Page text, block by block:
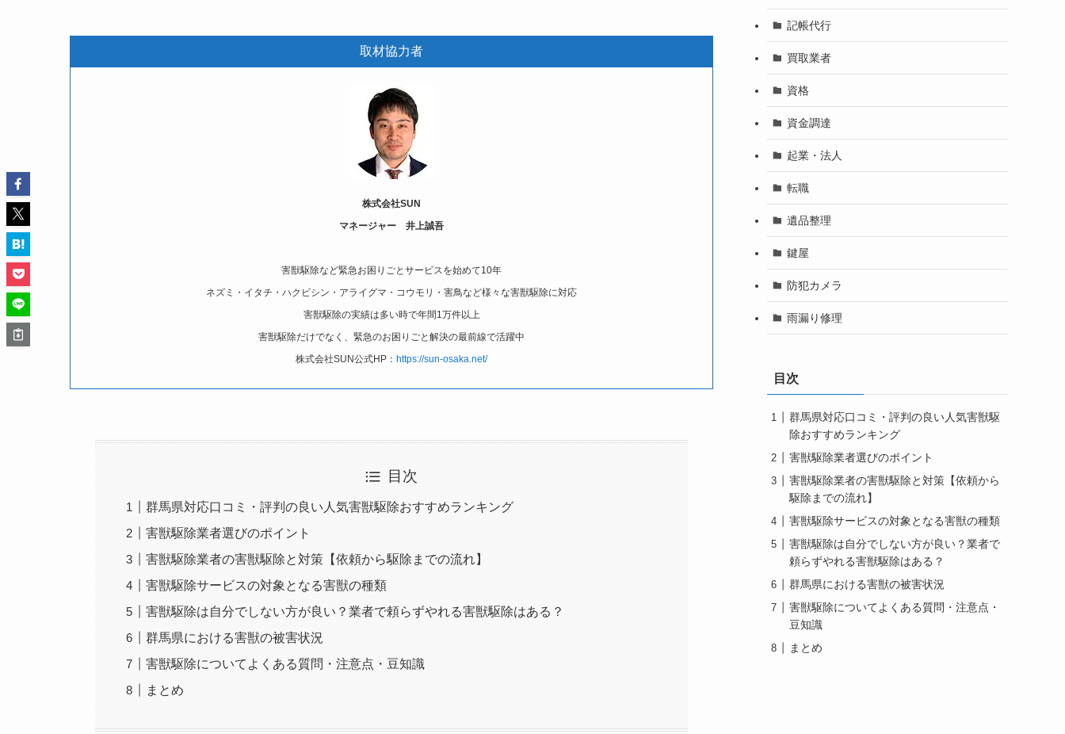
取材協力者
株式会社SUN
マネージャー 井上誠吾
害獣駆除など緊急お困りごとサービスを始めて10年
ネズミ・イタチ・ハクビシン・アライグマ・コウモリ・害鳥など様々な害獣駆除に対応
害獣駆除の実績は多い時で年間1万件以上
害獣駆除だけでなく、緊急のお困りごと解決の最前線で活躍中
株式会社SUN公式HP： https://sun-osaka.net/
目次
群馬県対応口コミ・評判の良い人気害獣駆除おすすめランキング
害獣駆除業者選びのポイント
害獣駆除業者の害獣駆除と対策【依頼から駆除までの流れ】
害獣駆除サービスの対象となる害獣の種類
害獣駆除は自分でしない方が良い？業者で頼らずやれる害獣駆除はある？
群馬県における害獣の被害状況
害獣駆除についてよくある質問・注意点・豆知識
まとめ
記帳代行
買取業者
資格
資金調達
起業・法人
転職
遺品整理
鍵屋
防犯カメラ
雨漏り修理
目次
群馬県対応口コミ・評判の良い人気害獣駆
除おすすめランキング
害獣駆除業者選びのポイント
害獣駆除業者の害獣駆除と対策【依頼から
駆除までの流れ】
害獣駆除サービスの対象となる害獣の種類
害獣駆除は自分でしない方が良い？業者で
頼らずやれる害獣駆除はある？
群馬県における害獣の被害状況
害獣駆除についてよくある質問・注意点・
豆知識
まとめ